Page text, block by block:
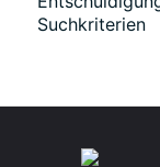
Suchkriterien